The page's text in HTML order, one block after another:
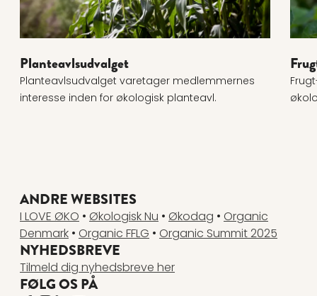
Planteavlsudvalget
Planteavlsudvalget varetager medlemmernes
interesse inden for økologisk planteavl.
ANDRE WEBSITES
I LOVE ØKO • Økologisk Nu • Økodag • Organic
Denmark • Organic FFLG • Organic Summit 2025
NYHEDSBREVE
Tilmeld dig nyhedsbreve her
FØLG OS PÅ